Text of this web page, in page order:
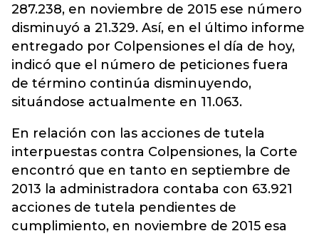
287.238, en noviembre de 2015 ese número
disminuyó a 21.329. Así, en el último informe
entregado por Colpensiones el día de hoy,
indicó que el número de peticiones fuera
de término continúa disminuyendo,
situándose actualmente en 11.063.
En relación con las acciones de tutela
interpuestas contra Colpensiones, la Corte
encontró que en tanto en septiembre de
2013 la administradora contaba con 63.921
acciones de tutela pendientes de
cumplimiento, en noviembre de 2015 esa